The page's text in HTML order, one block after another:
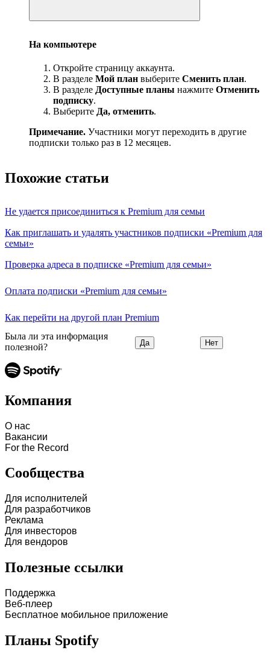
На компьютере
Откройте страницу аккаунта.
В разделе Мой план выберите Сменить план.
В разделе Доступные планы нажмите Отменить
подписку.
Выберите Да, отменить.
Примечание. Участники могут переходить в другие
подписки только раз в 12 месяцев.
Похожие статьи
Не удается присоединиться к Premium для семьи
Как приглашать и удалять участников подписки «Premium для
семьи»
Проверка адреса в подписке «Premium для семьи»
Оплата подписки «Premium для семьи»
Как перейти на другой план Premium
Была ли эта информация
полезной?
Да Нет
Компания
О нас
Вакансии
For the Record
Сообщества
Для исполнителей
Для разработчиков
Реклама
Для инвесторов
Для вендоров
Полезные ссылки
Поддержка
Веб-плеер
Бесплатное мобильное приложение
Планы Spotify